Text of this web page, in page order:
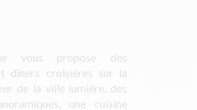
vous propose des
dîners croisières sur la
de la ville lumière, des
une cuisine